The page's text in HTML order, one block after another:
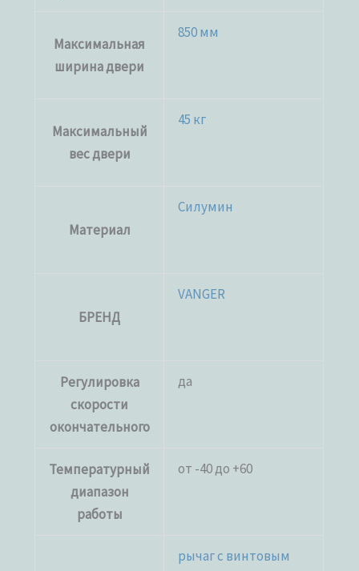
Максимальная
ширина двери
850 мм
Максимальный
вес двери
45 кг
Материал
Силумин
БРЕНД
VANGER
Регулировка
скорости
окончательного
да
Температурный
диапазон
работы
от -40 до +60
рычаг с винтовым